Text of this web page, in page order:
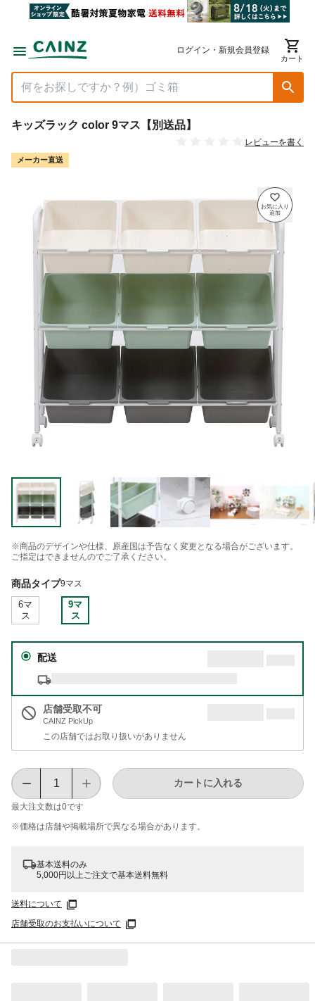
ログイン・新規会員登録
カート
キッズラック color 9マス【別送品】
レビューを書く
メーカー直送
※商品のデザインや仕様、原産国は予告なく変更となる場合がございます。
ご指定はできませんのでご了承ください。
商品タイプ9マス
6マ
ス
9マ
ス
配送
店舗受取不可
CAINZ PickUp
この店舗ではお取り扱いがありません
最大注文数は0です
カートに入れる
※価格は​店舗や​掲載場所で​異なる​場合が​あります。
基本送料のみ
5,000円以上ご注文で基本送料無料
送料について
店舗受取のお支払いについて